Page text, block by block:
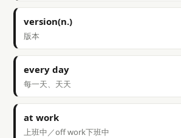
version(n.)
版本
every day
每一天、天天
at work
上班中／off work下班中